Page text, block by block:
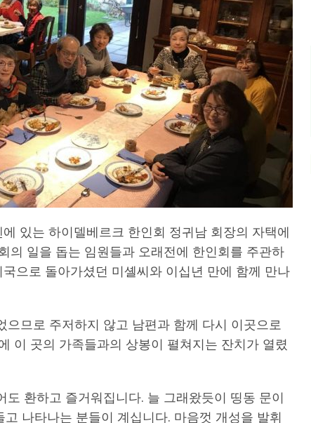
권 한국학대회(VfK)’ 성료
한인소식
회 한국어능력시험 (TOPIK)
게시판 / 행사 / 알림
산”… 독일 한인 차세대 협회(FLCG), 뮌헨 공대(TUM)서 화려한 출범
한
합니다.
사랑의 손길
니다. 게시판 / 행사 / 알림
있는 하이델베르크 한인회 정귀남 회장의 자택에
의 일을 돕는 임원들과 오래전에 한인회를 주관하
으로 돌아가셨던 미셸씨와 이십년 만에 함께 만나
므로 주저하지 않고 남편과 함께 다시 이곳으로
이 곳의 가족들과의 상봉이 펼쳐지는 잔치가 열렸
환하고 즐거워집니다. 늘 그래왔듯이 띵동 문이
나타나는 분들이 계십니다. 마음껏 개성을 발휘